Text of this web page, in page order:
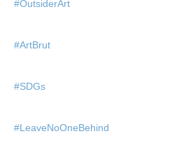
#OutsiderArt
#ArtBrut
#SDGs
#LeaveNoOneBehind